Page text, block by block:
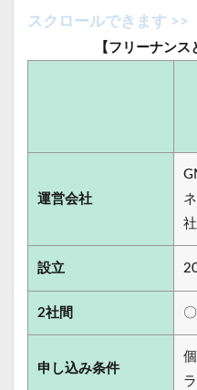
【フリーナン
運営会社
社
設立
2社間 〇
申し込み条件